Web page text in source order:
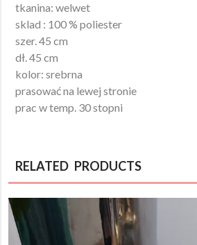
tkanina: welwet
sklad : 100 % poliester
szer. 45 cm
dł. 45 cm
kolor: srebrna
prasować na lewej stronie
prac w temp. 30 stopni
RELATED PRODUCTS